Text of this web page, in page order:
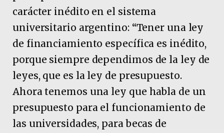
carácter inédito en el sistema
universitario argentino: “Tener una ley
de financiamiento específica es inédito,
porque siempre dependimos de la ley de
leyes, que es la ley de presupuesto.
Ahora tenemos una ley que habla de un
presupuesto para el funcionamiento de
las universidades, para becas de